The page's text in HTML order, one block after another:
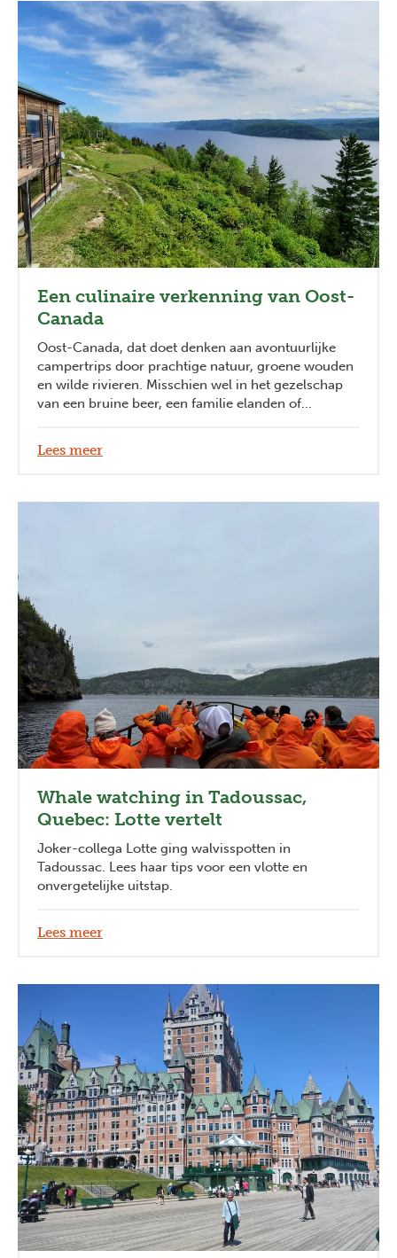
Een culinaire verkenning van Oost-
Canada
Oost-Canada, dat doet denken aan avontuurlijke
campertrips door prachtige natuur, groene wouden
en wilde rivieren. Misschien wel in het gezelschap
van een bruine beer, een familie elanden of
voor foodies? Onze collega Wietse (marketing &
Lees meer
Whale watching in Tadoussac,
Quebec: Lotte vertelt
Joker-collega Lotte ging walvisspotten in
Tadoussac. Lees haar tips voor een vlotte en
onvergetelijke uitstap.
Lees meer